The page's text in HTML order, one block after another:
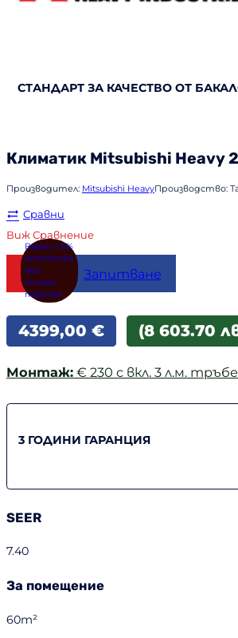
СТАНДАРТ ЗА КАЧЕСТВО ОТ
Климатик Mitsubishi Heavy
Производител: Mitsubishi HeavyПроизводство:
Сравни
Виж Сравнение
Купи Запитване
4399,00 € (8 603.70
Монтаж: € 230 с вкл. 3 л.м.
3 ГОДИНИ ГАРАНЦИЯ
SEER
7.40
За помещение
60m²